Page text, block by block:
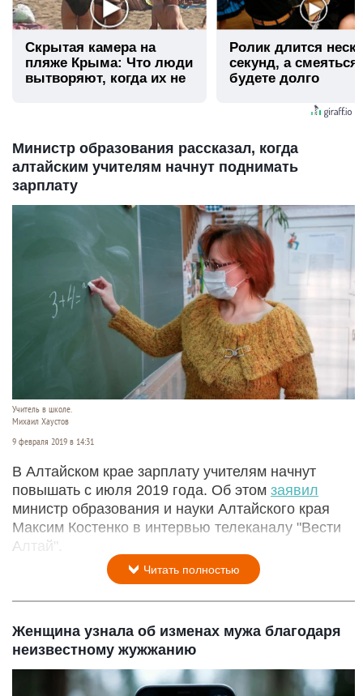
Скрытая камера на
пляже Крыма: Что люди
вытворяют, когда их не
Ролик длится
секунд, а
будете долго
Министр образования рассказал, когда
алтайским учителям начнут поднимать
зарплату
Учитель в школе.
Михаил Хаустов
9 февраля 2019 в 14:31
В Алтайском крае зарплату учителям начнут
повышать с июля 2019 года. Об этом заявил
министр образования и науки Алтайского края
Максим Костенко в интервью телеканалу "Вести
Алтай".
Читать полностью
Женщина узнала об изменах мужа благодаря
неизвестному жужжанию